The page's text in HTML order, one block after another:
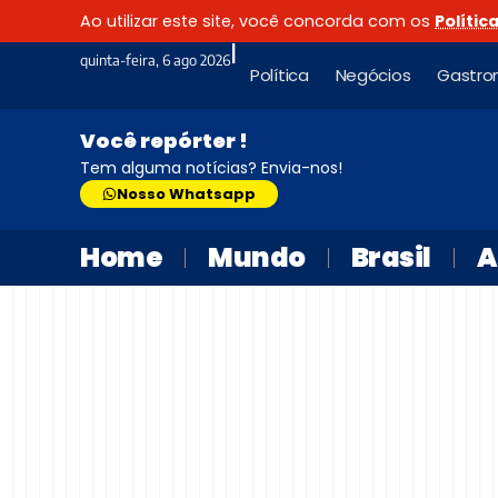
Ao utilizar este site, você concorda com os
quinta-feira, 6 ago 2026|
Política Negócios
Você repórter !
Tem alguma notícias? Envia-nos!
Nosso Whatsapp
Home Mundo Brasil